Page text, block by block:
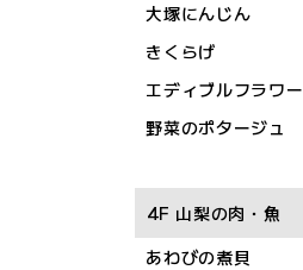
大塚にんじん
きくらげ
エディブルフラワー
野菜のポタージュ
4F 山梨の肉・魚
あわびの煮貝